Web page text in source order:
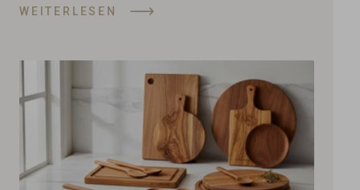
WEITERLESEN